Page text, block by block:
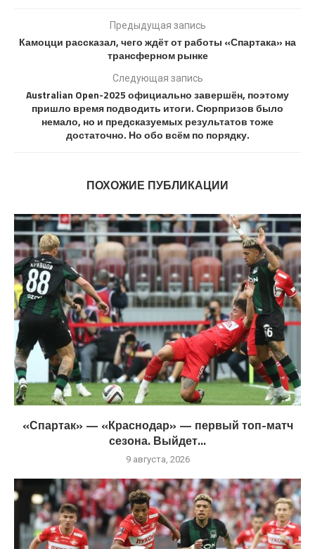
Предыдущая запись
Камоцци рассказал, чего ждёт от работы «Спартака» на
трансферном рынке
Следующая запись
Australian Open-2025 официально завершён, поэтому
пришло время подводить итоги. Сюрпризов было
немало, но и предсказуемых результатов тоже
достаточно. Но обо всём по порядку.
ПОХОЖИЕ ПУБЛИКАЦИИ
«Спартак» — «Краснодар» — первый топ-матч
сезона. Выйдет...
9 августа, 2026